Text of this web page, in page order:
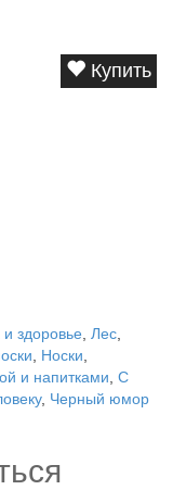
Купить
и здоровье Лес
Носки
и напитками С
, Черный юмор